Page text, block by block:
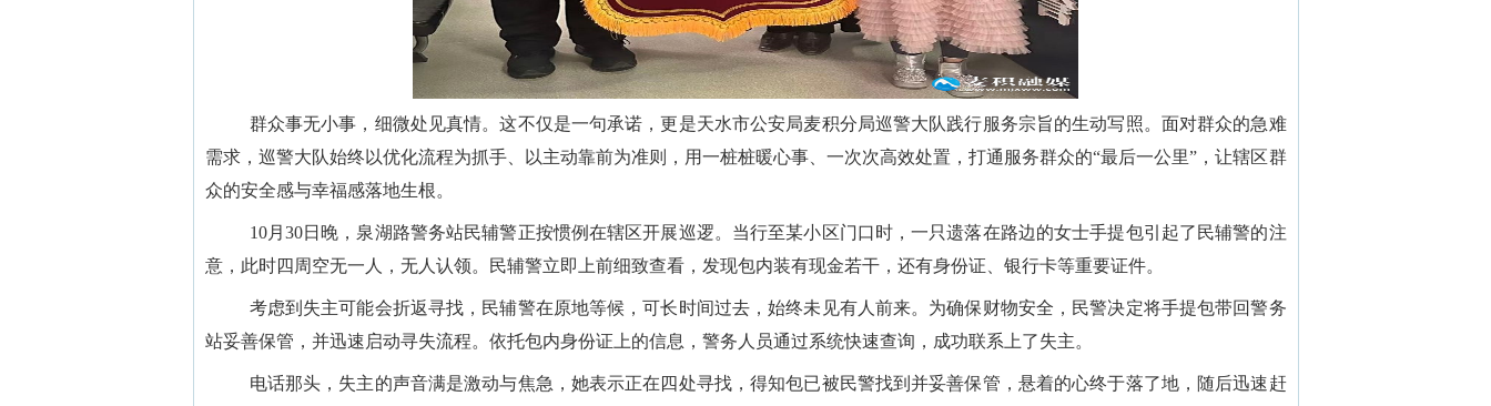
群众事无小事，细微处见真情。这不仅是一句承诺，更是天水市公安局麦积分局巡警大队践行服务宗旨的生动写照。面对群众的急难
需求，巡警大队始终以优化流程为抓手、以主动靠前为准则，用一桩桩暖心事、一次次高效处置，打通服务群众的“最后一公里”，让辖区群
众的安全感与幸福感落地生根。
10月30日晚，泉湖路警务站民辅警正按惯例在辖区开展巡逻。当行至某小区门口时，一只遗落在路边的女士手提包引起了民辅警的注
意，此时四周空无一人，无人认领。民辅警立即上前细致查看，发现包内装有现金若干，还有身份证、银行卡等重要证件。
考虑到失主可能会折返寻找，民辅警在原地等候，可长时间过去，始终未见有人前来。为确保财物安全，民警决定将手提包带回警务
站妥善保管，并迅速启动寻失流程。依托包内身份证上的信息，警务人员通过系统快速查询，成功联系上了失主。
电话那头，失主的声音满是激动与焦急，她表示正在四处寻找，得知包已被民警找到并妥善保管，悬着的心终于落了地，随后迅速赶